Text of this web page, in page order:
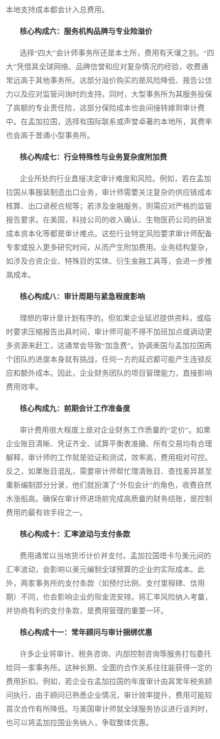
本地支持成本都会计入总费用。
核心构成六：服务机构品牌与专业险溢价
选择“四大”会计师事务所还是本土所，费用有天壤之别。“四
大”凭借其全球网络、品牌信誉和应对复杂情况的经验，收费通
常远高于其他事务所。这部分溢价购买的是风险降低、报告公信
力以及应对监管问询时的支持。同时，大型事务所为其服务投保
了高额的专业责任险，这部分保险成本也会间接转嫁到审计费
中。在孟加拉国，选择有国际联系或声誉卓著的本地所，其费率
也会高于普通小型事务所。
核心构成七：行业特殊性与业务复杂度附加费
企业所处的行业直接决定审计难度和风险。例如，若在孟加
拉国从事服装制造出口业务，审计师需要关注复杂的供应链成本
核算、出口退税合规等；若涉及金融服务，则需应对严格的监管
报告要求。在美国，科技公司的收入确认、生物医药公司的研发
成本资本化等都是审计难点。这些行业特定风险要求审计师配备
专家或投入更多研究时间，从而产生附加费用。业务结构复杂，
如涉及合资企业、特殊目的实体、衍生金融工具等，会进一步推
高成本。
核心构成八：审计周期与紧急程度影响
理想的审计是计划有序的。但如果企业延迟提供资料，或临
时要求压缩报告出具时间，审计师可能不得不加班加点或调动更
多资源来赶工，这通常会导致“加急费”。协调美国与孟加拉国两
个团队的进度本身就有挑战，任何一方的延迟都可能产生连锁反
应和额外成本。因此，企业财务团队的项目管理能力，直接影响
费用效率。
核心构成九：前期会计工作准备度
审计费用很大程度上是对企业财务工作质量的“定价”。如果
企业账目清晰、凭证齐全、试算平衡表准确、所有交易均有合理
解释，审计师的工作就是验证和测试，效率高，费用相对可控。
反之，如果账目混乱，需要审计师帮忙理清账目、查找差异甚至
重新编制部分分录，他们就扮演了“外包会计”的角色，收费自然
水涨船高。确保在审计师进场前完成高质量的财务结账，是控制
费用的最有效手段之一。
核心构成十：汇率波动与支付条款
费用通常以当地货币计价并支付。孟加拉国塔卡与美元间的
汇率波动，会影响以美元编制全球预算的企业的实际成本。此
外，两家事务所的支付条款（如预付比例、支付里程碑、信用
期）不同，也会影响企业的现金流安排。将汇率风险纳入考量，
并协商有利的支付条款，是费用管理的重要一环。
核心构成十一：常年顾问与审计捆绑优惠
许多企业将审计、税务咨询、内部控制咨询等服务打包委托
给同一家事务所。这种长期、全面的合作关系往往能获得一定的
费用折扣。例如，若企业在孟加拉国的年度审计由其常年税务顾
问执行，由于顾问已熟悉企业情况，审计效率提升，费用可能较
首次合作有所降低。与美国审计师就全球服务协议进行谈判时，
也可以将孟加拉国业务纳入，争取整体优惠。